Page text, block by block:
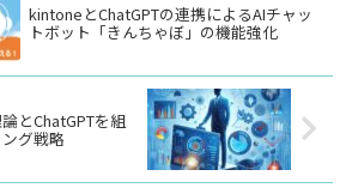
kintoneとChatGPTの連携によるAIチャッ
トボット「きんちゃぼ」の機能強化
とChatGPTを組
グ戦略